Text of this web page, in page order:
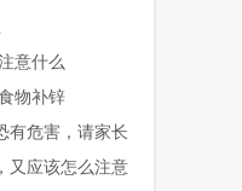
意什么
物补锌
有危害，请家长
又应该怎么注意